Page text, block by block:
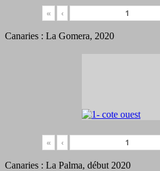
« ‹
Canaries : La Gomera, 2020
« ‹
Canaries : La Palma, début 2020